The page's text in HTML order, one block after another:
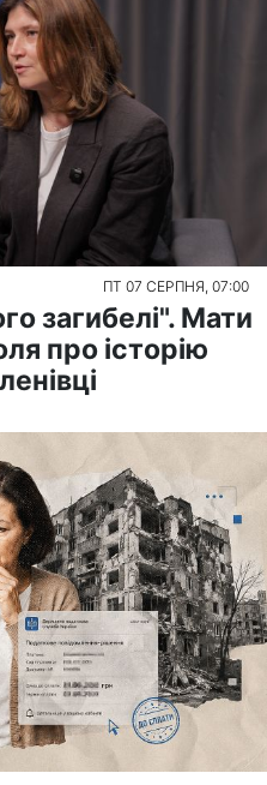
ПТ 07 СЕРПНЯ, 07:00
загибелі". Мати
про історію